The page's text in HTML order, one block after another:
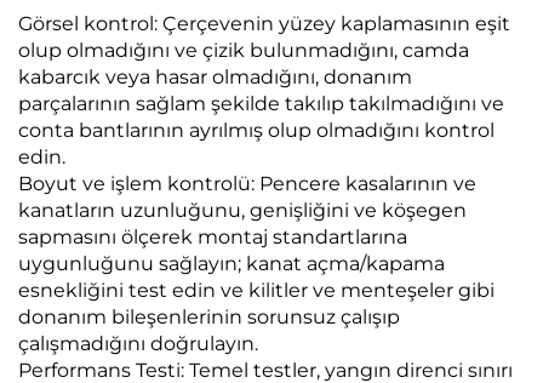
Görsel kontrol: Çerçevenin yüzey kaplamasının eşit
olup olmadığını ve çizik bulunmadığını, camda
kabarcık veya hasar olmadığını, donanım
parçalarının sağlam şekilde takılıp takılmadığını ve
conta bantlarının ayrılmış olup olmadığını kontrol
edin.
Boyut ve işlem kontrolü: Pencere kasalarının ve
kanatların uzunluğunu, genişliğini ve köşegen
sapmasını ölçerek montaj standartlarına
uygunluğunu sağlayın; kanat açma/kapama
esnekliğini test edin ve kilitler ve menteşeler gibi
donanım bileşenlerinin sorunsuz çalışıp
çalışmadığını doğrulayın.
Performans Testi: Temel testler, yangın direnci sınırı